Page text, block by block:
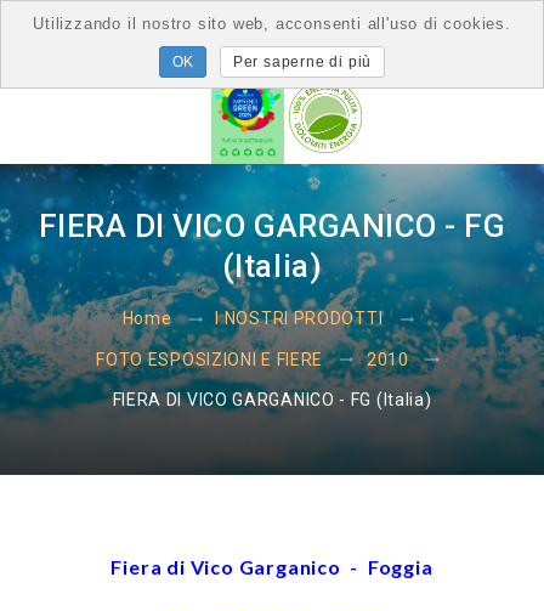
FIERA DI VICO GARGANICO - FG
(Italia)
Home I NOSTRI PRODOTTI
FOTO ESPOSIZIONI E FIERE 2010
FIERA DI VICO GARGANICO - FG (Italia)
Fiera di Vico Garganico - Foggia
Utilizzando il nostro sito web, acconsenti all'uso di cookies.
Per saperne di più